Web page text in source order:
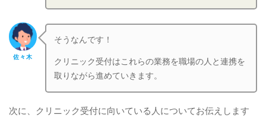
佐々木
そうなんです！
クリニック受付はこれらの業務を職場の人と連携を
取りながら進めていきます。
次に、クリニック受付に向いている人についてお伝えします